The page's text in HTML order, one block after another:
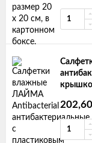
202,60